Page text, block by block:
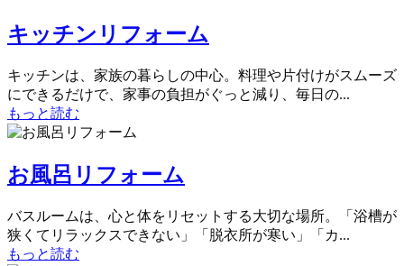
キッチンリフォーム
キッチンは、家族の暮らしの中心。料理や片付けがスムーズ
にできるだけで、家事の負担がぐっと減り、毎日の...
もっと読む
お風呂リフォーム
バスルームは、心と体をリセットする大切な場所。「浴槽が
狭くてリラックスできない」「脱衣所が寒い」「カ...
もっと読む